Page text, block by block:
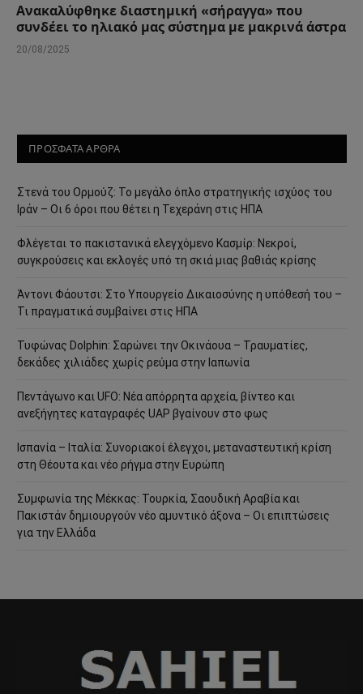
Ανακαλύφθηκε διαστημική «σήραγγα» που
συνδέει το ηλιακό μας σύστημα με μακρινά άστρα
20/08/2025
ΠΡΟΣΦΑΤΑ ΑΡΘΡΑ
Στενά του Ορμούζ: Το μεγάλο όπλο στρατηγικής ισχύος του
Ιράν – Οι 6 όροι που θέτει η Τεχεράνη στις ΗΠΑ
Φλέγεται το πακιστανικά ελεγχόμενο Κασμίρ: Νεκροί,
συγκρούσεις και εκλογές υπό τη σκιά μιας βαθιάς κρίσης
Άντονι Φάουτσι: Στο Υπουργείο Δικαιοσύνης η υπόθεσή του –
Τι πραγματικά συμβαίνει στις ΗΠΑ
Τυφώνας Dolphin: Σαρώνει την Οκινάουα – Τραυματίες,
δεκάδες χιλιάδες χωρίς ρεύμα στην Ιαπωνία
Πεντάγωνο και UFO: Νέα απόρρητα αρχεία, βίντεο και
ανεξήγητες καταγραφές UAP βγαίνουν στο φως
Ισπανία – Ιταλία: Συνοριακοί έλεγχοι, μεταναστευτική κρίση
στη Θέουτα και νέο ρήγμα στην Ευρώπη
Συμφωνία της Μέκκας: Τουρκία, Σαουδική Αραβία και
Πακιστάν δημιουργούν νέο αμυντικό άξονα – Οι επιπτώσεις
για την Ελλάδα